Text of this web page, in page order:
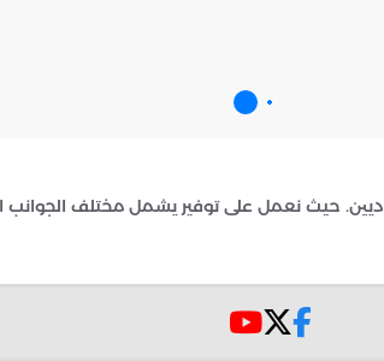
حيث نعمل على توفير يشمل مختلف الجوانب